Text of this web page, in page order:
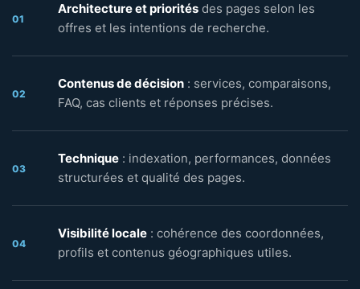
01
Architecture et priorités des pages selon les
offres et les intentions de recherche.
02
Contenus de décision : services, comparaisons,
FAQ, cas clients et réponses précises.
03
Technique : indexation, performances, données
structurées et qualité des pages.
04
Visibilité locale : cohérence des coordonnées,
profils et contenus géographiques utiles.